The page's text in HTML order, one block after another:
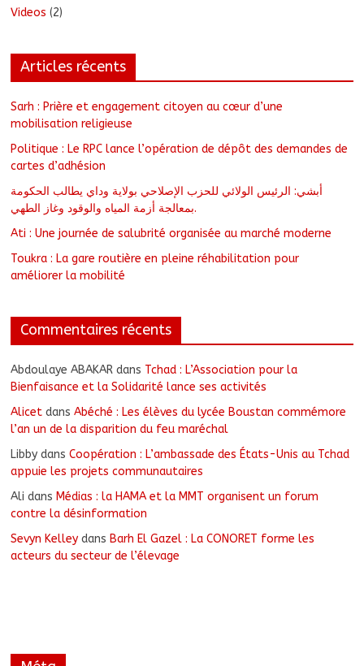
Videos (2)
Articles récents
Sarh : Prière et engagement citoyen au cœur d’une
mobilisation religieuse
Politique : Le RPC lance l’opération de dépôt des demandes de
cartes d’adhésion
أبشي: الرئيس الولائي للحزب الإصلاحي بولاية وداي يطالب الحكومة
بمعالجة أزمة المياه والوقود وغاز الطهي.
Ati : Une journée de salubrité organisée au marché moderne
Toukra : La gare routière en pleine réhabilitation pour
améliorer la mobilité
Commentaires récents
Abdoulaye ABAKAR dans Tchad : L’Association pour la
Bienfaisance et la Solidarité lance ses activités
Alicet dansAbéché : Les élèves du lycée Boustan commémore
l’an un de la disparition du feu maréchal
Libby dansCoopération : L’ambassade des États-Unis au Tchad
appuie les projets communautaires
Ali dans Médias : la HAMA et la MMT organisent un forum
contre la désinformation
Sevyn Kelley dans Barh El Gazel : La CONORET forme les
acteurs du secteur de l’élevage